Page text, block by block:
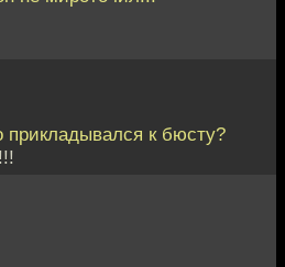
прикладывался к бюсту?